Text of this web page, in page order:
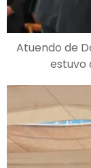
Atuendo de
estuvo